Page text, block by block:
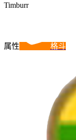
Timburr
属性 格斗